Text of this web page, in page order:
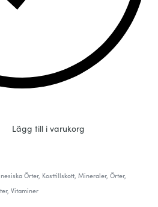
Lägg till i varukorg
Örter, Kosttillskott Mineraler, Örter,
, Vitaminer